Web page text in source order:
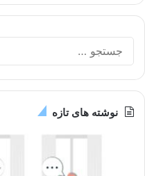
نوشته های تازه